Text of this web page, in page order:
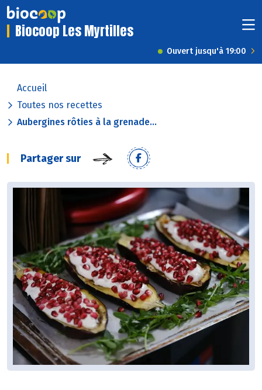
Biocoop Les Myrtilles
Ouvert jusqu'à 19:00
Accueil
Toutes nos recettes
Aubergines rôties à la grenade...
Partager sur